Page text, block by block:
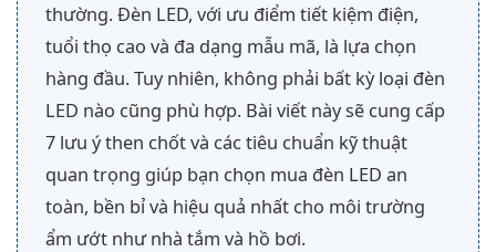
thường. Đèn LED, với ưu điểm tiết kiệm điện,
tuổi thọ cao và đa dạng mẫu mã, là lựa chọn
hàng đầu. Tuy nhiên, không phải bất kỳ loại đèn
LED nào cũng phù hợp. Bài viết này sẽ cung cấp
7 lưu ý then chốt và các tiêu chuẩn kỹ thuật
quan trọng giúp bạn chọn mua đèn LED an
toàn, bền bỉ và hiệu quả nhất cho môi trường
ẩm ướt như nhà tắm và hồ bơi.